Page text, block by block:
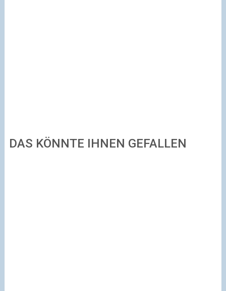
DAS KÖNNTE IHNEN GEFALLEN